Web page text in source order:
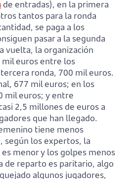
de entradas), en la primera
tantos para la ronda
se paga a los
pasar a la segunda
vuelta, la organización
euros entre los
ronda, 700 mil euros.
677 mil euros; en los
mil euros; y entre
2,5 millones de euros a
que han llegado.
tiene menos
según los expertos, la
menor y los golpes menos
de reparto es paritario, algo
algunos jugadores,